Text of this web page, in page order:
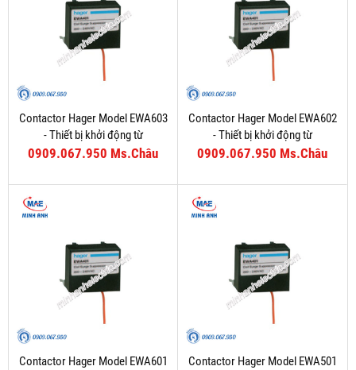
Contactor Hager Model EWA603
- Thiết bị khởi động từ
0909.067.950 Ms.Châu
Contactor Hager Model EWA602
- Thiết bị khởi động từ
0909.067.950 Ms.Châu
Contactor Hager Model EWA601
Contactor Hager Model EWA501